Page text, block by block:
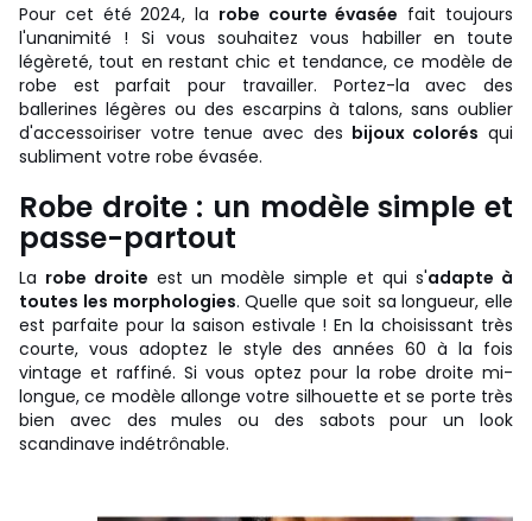
Pour cet été 2024, la robe courte évasée fait toujours
l'unanimité ! Si vous souhaitez vous habiller en toute
légèreté, tout en restant chic et tendance, ce modèle de
robe est parfait pour travailler. Portez-la avec des
ballerines légères ou des escarpins à talons, sans oublier
d'accessoiriser votre tenue avec des bijoux colorés qui
subliment votre robe évasée.
Robe droite : un modèle simple et
passe-partout
La robe droite est un modèle simple et qui s'adapte à
toutes les morphologies. Quelle que soit sa longueur, elle
est parfaite pour la saison estivale ! En la choisissant très
courte, vous adoptez le style des années 60 à la fois
vintage et raffiné. Si vous optez pour la robe droite mi-
longue, ce modèle allonge votre silhouette et se porte très
bien avec des mules ou des sabots pour un look
scandinave indétrônable.